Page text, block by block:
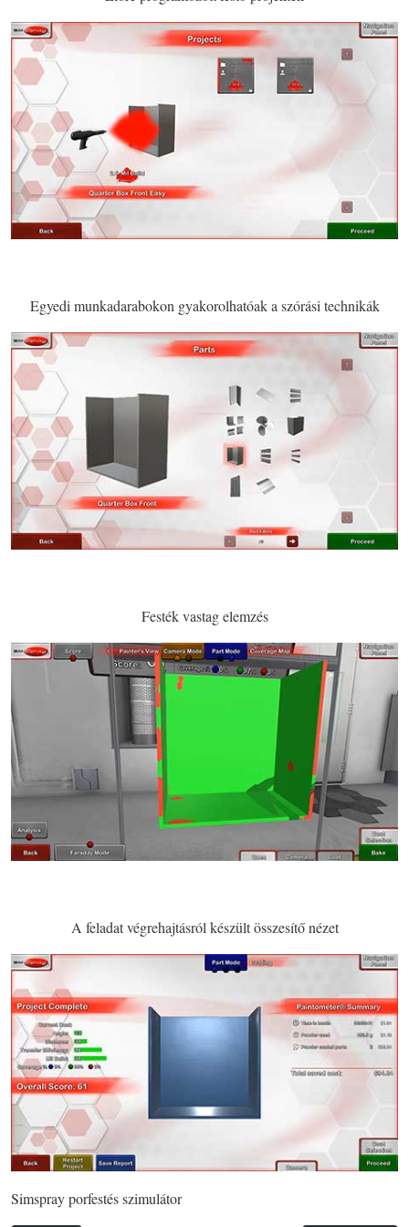
Egyedi munkadarabokon gyakorolhatóak a szórási technikák
Festék vastag elemzés
A feladat végrehajtásról készült összesítő nézet
Simspray porfestés szimulátor